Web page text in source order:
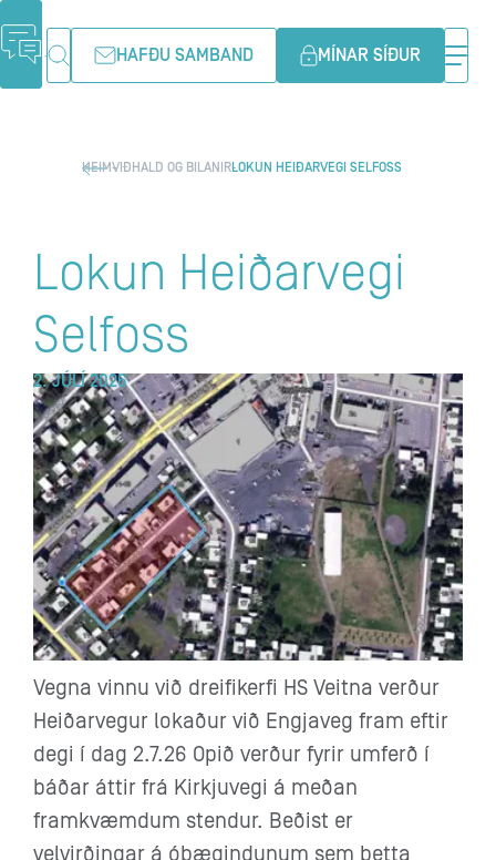
HAFÐU SAMBAND MÍNAR SÍÐUR
HEIMVIÐHALD OG BILANIRLOKUN HEIÐARVEGI SELFOSS
Lokun Heiðarvegi
Selfoss
2. JÚLÍ 2026
Vegna vinnu við dreifikerfi HS Veitna verður
Heiðarvegur lokaður við Engjaveg fram eftir
degi í dag 2.7.26 Opið verður fyrir umferð í
báðar áttir frá Kirkjuvegi á meðan
framkvæmdum stendur. Beðist er
velvirðingar á óþægindunum sem þetta